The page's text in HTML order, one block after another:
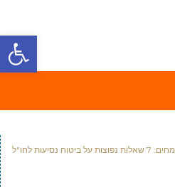
פתח
מדריך מומחים: 7 שאלות נפוצות על ביטוח נסיעות לחו"ל